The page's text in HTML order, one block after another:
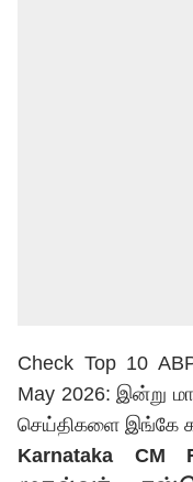
Check Top 10
May 2026: இன்று
செய்திகளை இங்கே
Karnataka CM